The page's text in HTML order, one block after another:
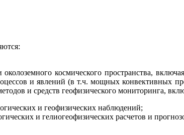
космического пространства,
и явлений (в т.ч. мощных конвективных
и средств геофизического мониторинга,
и геофизических наблюдений;
и гелиогеофизических расчетов и